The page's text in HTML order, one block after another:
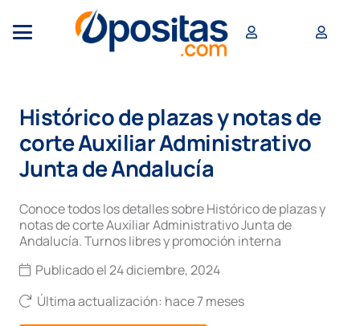
Histórico de plazas y notas de
corte Auxiliar Administrativo
Junta de Andalucía
Conoce todos los detalles sobre Histórico de plazas y
notas de corte Auxiliar Administrativo Junta de
Andalucía. Turnos libres y promoción interna
Publicado el24 diciembre, 2024
Última actualización: hace 7 meses